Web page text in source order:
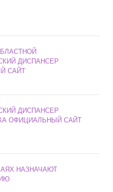
ДИСПАНСЕР
САЙТ
ДИСПАНСЕР
ОФИЦИАЛЬНЫЙ САЙТ
НАЗНАЧАЮТ